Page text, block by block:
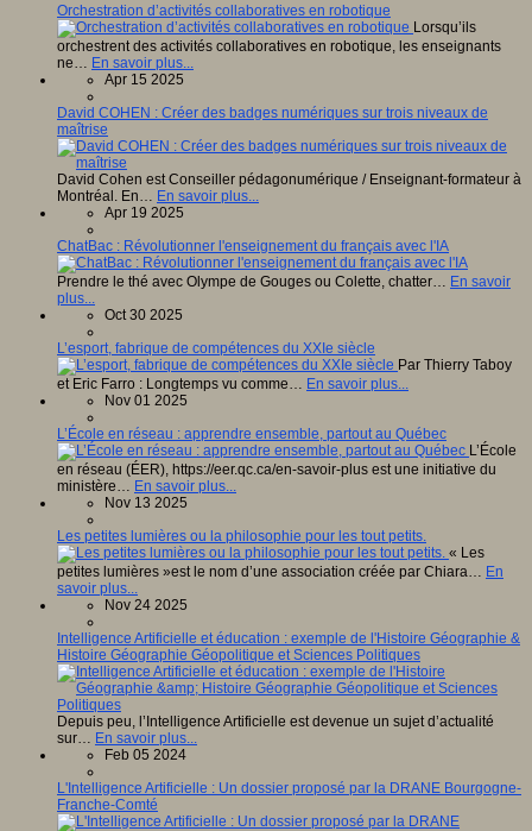
Orchestration d’activités collaboratives en robotique
Lorsqu’ils
orchestrent des activités collaboratives en robotique, les enseignants
ne… En savoir plus...
Apr 15 2025
David COHEN : Créer des badges numériques sur trois niveaux de
maîtrise
David Cohen est Conseiller pédagonumérique / Enseignant-formateur à
Montréal. En… En savoir plus...
Apr 19 2025
ChatBac : Révolutionner l'enseignement du français avec l'IA
Prendre le thé avec Olympe de Gouges ou Colette, chatter… En savoir
plus...
Oct 30 2025
L’esport, fabrique de compétences du XXIe siècle
Par Thierry Taboy
et Eric Farro : Longtemps vu comme… En savoir plus...
Nov 01 2025
L’École en réseau : apprendre ensemble, partout au Québec
L’École
en réseau (ÉER), https://eer.qc.ca/en-savoir-plus est une initiative du
ministère… En savoir plus...
Nov 13 2025
Les petites lumières ou la philosophie pour les tout petits.
« Les
petites lumières »est le nom d’une association créée par Chiara… En
savoir plus...
Nov 24 2025
Intelligence Artificielle et éducation : exemple de l'Histoire Géographie &
Histoire Géographie Géopolitique et Sciences Politiques
Depuis peu, l’Intelligence Artificielle est devenue un sujet d’actualité
sur… En savoir plus...
Feb 05 2024
L'Intelligence Artificielle : Un dossier proposé par la DRANE Bourgogne-
Franche-Comté